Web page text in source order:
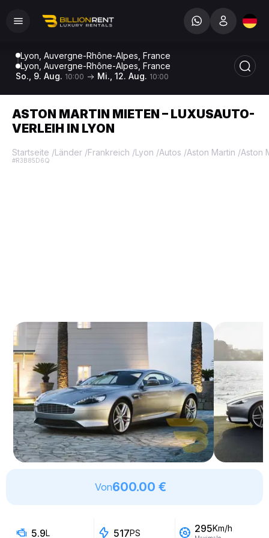
Lyon, Auvergne-Rhône-Alpes, France
Lyon, Auvergne-Rhône-Alpes, France
So., 9. Aug. 10:00 Mi., 12. Aug. 10:00
ASTON MARTIN MIETEN – LUXUSAUTO-
VERLEIH IN LYON
Startseite /Länder /Frankreich /Lyon /Autos /Aston Martin /Aston
#R3B85D6Q
Von600.00 €
5.9L 517PS 295Km/h